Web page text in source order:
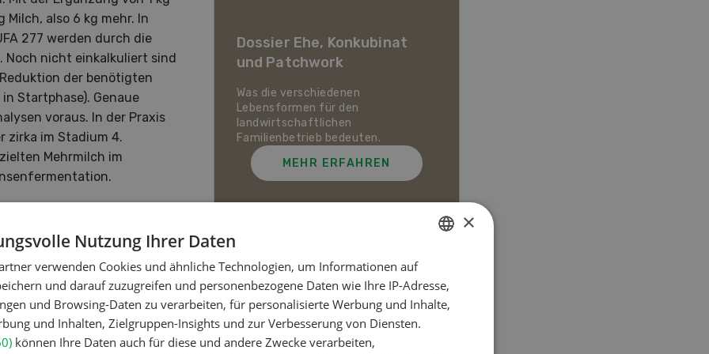
also 6 kg mehr. In
277 werden durch die
nicht einkalkuliert sind
der benötigten
Startphase). Genaue
voraus. In der Praxis
zirka im Stadium 4.
Mehrmilch im
in 20
Videoserie werfen
Persönlichkeiten aus
einen Blick in die
der Schweizer
MEHR ERFAHREN
Dossier Ehe, Konkubinat
und Patchwork
Was die verschiedenen
Lebensformen für den
landwirtschaftlichen
Familienbetrieb bedeuten.
MEHR ERFAHREN
Meistgelesene Artikel
Nutztiere
FRENCH
×
Nutzung Ihrer Daten
verwenden Cookies und ähnliche Technologien, um Informationen auf
und darauf zuzugreifen und personenbezogene Daten wie Ihre IP-Adresse,
und Browsing-Daten zu verarbeiten, für personalisierte Werbung und Inhalte,
und Inhalten, Zielgruppen-Insights und zur Verbesserung von Diensten.
können Ihre Daten auch für diese und andere Zwecke verarbeiten,